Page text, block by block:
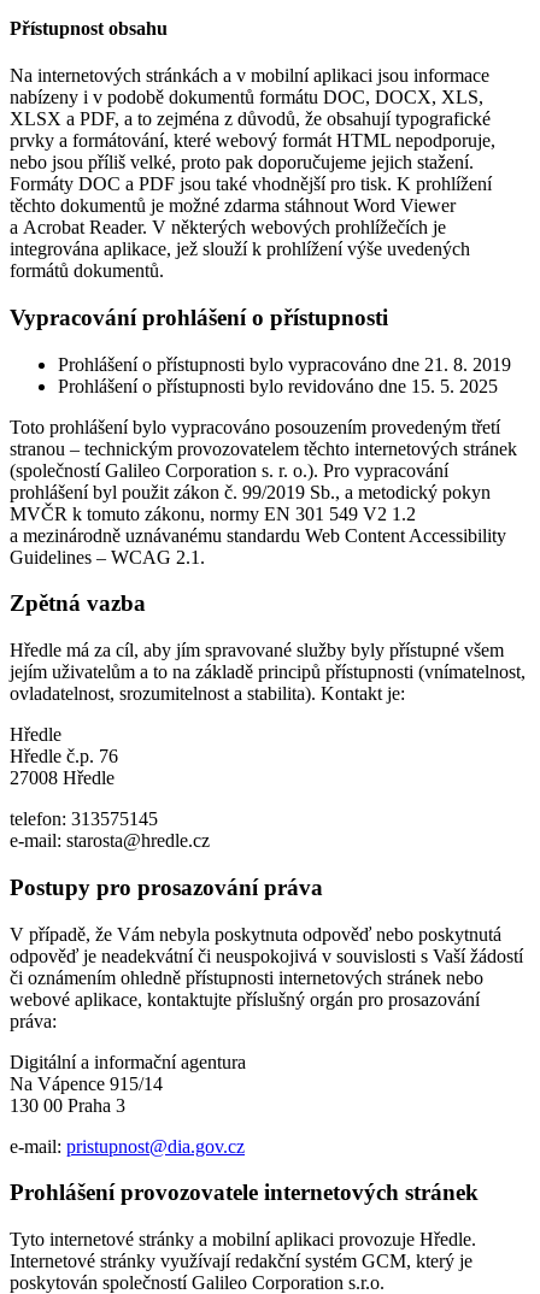
Přístupnost obsahu
Na internetových stránkách a v mobilní aplikaci jsou informace
nabízeny i v podobě dokumentů formátu DOC, DOCX, XLS,
XLSX a PDF, a to zejména z důvodů, že obsahují typografické
prvky a formátování, které webový formát HTML nepodporuje,
nebo jsou příliš velké, proto pak doporučujeme jejich stažení.
Formáty DOC a PDF jsou také vhodnější pro tisk. K prohlížení
těchto dokumentů je možné zdarma stáhnout Word Viewer
a Acrobat Reader. V některých webových prohlížečích je
integrována aplikace, jež slouží k prohlížení výše uvedených
formátů dokumentů.
Vypracování prohlášení o přístupnosti
Prohlášení o přístupnosti bylo vypracováno dne 21. 8. 2019
Prohlášení o přístupnosti bylo revidováno dne 15. 5. 2025
Toto prohlášení bylo vypracováno posouzením provedeným třetí
stranou – technickým provozovatelem těchto internetových stránek
(společností Galileo Corporation s. r. o.). Pro vypracování
prohlášení byl použit zákon č. 99/2019 Sb., a metodický pokyn
MVČR k tomuto zákonu, normy EN 301 549 V2 1.2
a mezinárodně uznávanému standardu Web Content Accessibility
Guidelines – WCAG 2.1.
Zpětná vazba
Hředle má za cíl, aby jím spravované služby byly přístupné všem
jejím uživatelům a to na základě principů přístupnosti (vnímatelnost,
ovladatelnost, srozumitelnost a stabilita). Kontakt je:
Hředle
Hředle č.p. 76
27008 Hředle
telefon: 313575145
e-mail: starosta@hredle.cz
Postupy pro prosazování práva
V případě, že Vám nebyla poskytnuta odpověď nebo poskytnutá
odpověď je neadekvátní či neuspokojivá v souvislosti s Vaší žádostí
či oznámením ohledně přístupnosti internetových stránek nebo
webové aplikace, kontaktujte příslušný orgán pro prosazování
práva:
Digitální a informační agentura
Na Vápence 915/14
130 00 Praha 3
e-mail: pristupnost@dia.gov.cz
Prohlášení provozovatele internetových stránek
Tyto internetové stránky a mobilní aplikaci provozuje Hředle.
Internetové stránky využívají redakční systém GCM, který je
poskytován společností Galileo Corporation s.r.o.